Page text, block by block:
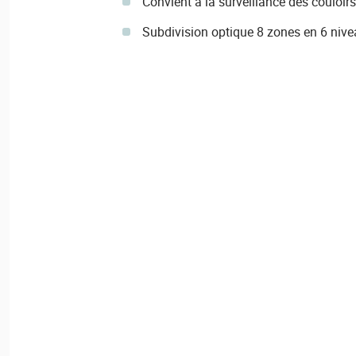
Subdivision optique 8 zones en 6